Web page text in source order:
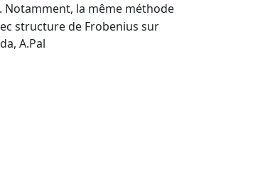
Notamment, la même méthode
structure de Frobenius sur
A.Pal